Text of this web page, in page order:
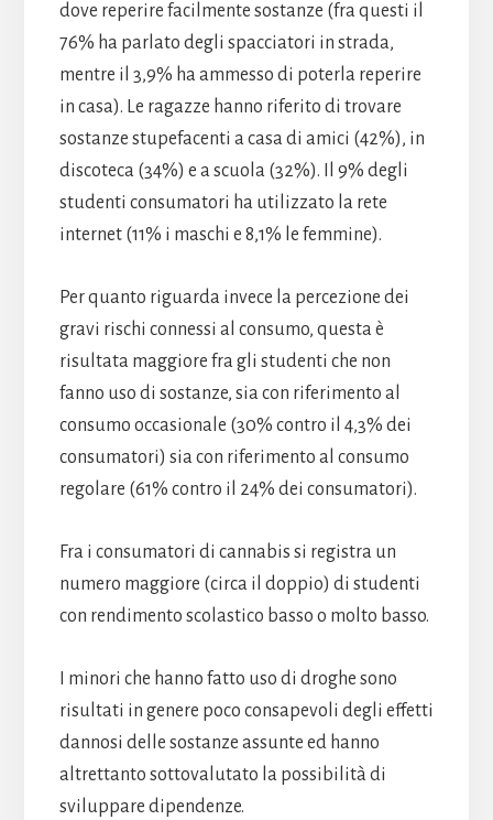
dove reperire facilmente sostanze (fra questi il
76% ha parlato degli spacciatori in strada,
mentre il 3,9% ha ammesso di poterla reperire
in casa). Le ragazze hanno riferito di trovare
sostanze stupefacenti a casa di amici (42%), in
discoteca (34%) e a scuola (32%). Il 9% degli
studenti consumatori ha utilizzato la rete
internet (11% i maschi e 8,1% le femmine).
Per quanto riguarda invece la percezione dei
gravi rischi connessi al consumo, questa è
risultata maggiore fra gli studenti che non
fanno uso di sostanze, sia con riferimento al
consumo occasionale (30% contro il 4,3% dei
consumatori) sia con riferimento al consumo
regolare (61% contro il 24% dei consumatori).
Fra i consumatori di cannabis si registra un
numero maggiore (circa il doppio) di studenti
con rendimento scolastico basso o molto basso.
I minori che hanno fatto uso di droghe sono
risultati in genere poco consapevoli degli effetti
dannosi delle sostanze assunte ed hanno
altrettanto sottovalutato la possibilità di
sviluppare dipendenze.